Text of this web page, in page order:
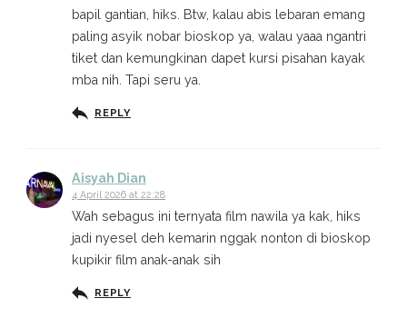
bapil gantian, hiks. Btw, kalau abis lebaran emang
paling asyik nobar bioskop ya, walau yaaa ngantri
tiket dan kemungkinan dapet kursi pisahan kayak
mba nih. Tapi seru ya.
REPLY
Aisyah Dian
4 April 2026 at 22:28
Wah sebagus ini ternyata film nawila ya kak, hiks
jadi nyesel deh kemarin nggak nonton di bioskop
kupikir film anak-anak sih
REPLY